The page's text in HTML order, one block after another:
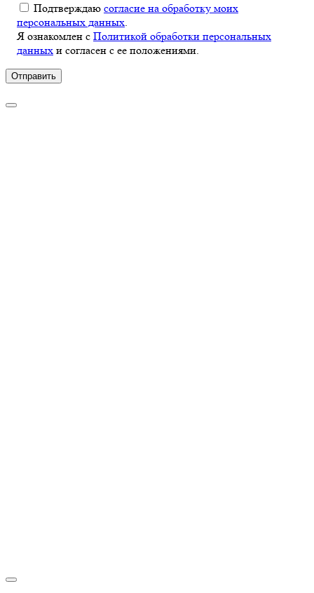
Подтверждаю согласие на обработку моих
персональных данных
Я ознакомлен с Политикой обработки персональных
данных и согласен с ее положениями.